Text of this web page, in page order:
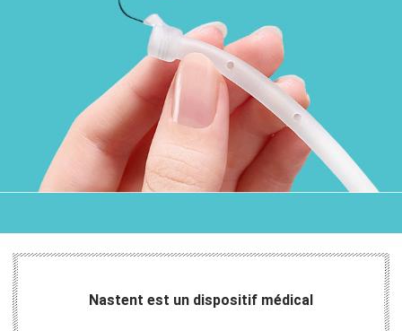
Nastent est un dispositif médical